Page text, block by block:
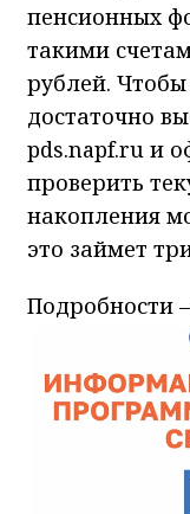
пенсионных
такими
рублей.
достаточно
pds.napf.ru и
проверить
накопления
это займет
Подробности